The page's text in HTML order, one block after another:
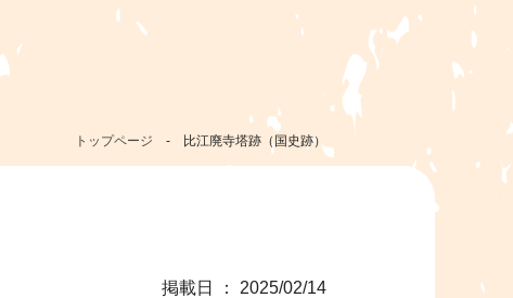
トップページ - 比江廃寺塔跡（国史跡）
掲載日 ： 2025/02/14